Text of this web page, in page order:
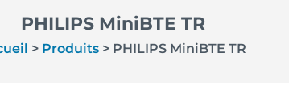
PHILIPS MiniBTE TR
> Produits > PHILIPS MiniBTE TR